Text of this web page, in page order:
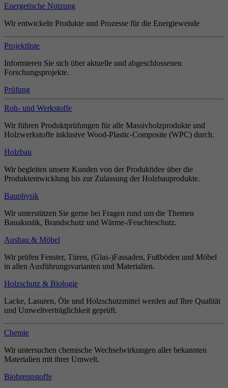
Energetische Nutzung
Wir entwickeln Produkte und Prozesse für die Energiewende
Projektliste
Informieren Sie sich über aktuelle und abgeschlossenen
Forschungsprojekte.
Prüfung
Roh- und Werkstoffe
Wir führen Produktprüfungen für alle Massivholzprodukte und
Holzwerkstoffe inklusive Wood-Plastic-Composite (WPC) durch.
Holzbau
Wir begleiten unsere Kunden von der Produktidee über die
Produktentwicklung bis zur Zulassung der Holzbauprodukte.
Bauphysik
Wir unterstützen Sie gerne bei Fragen rund um die Themen
Bauakustik, Brandschutz und Wärme-/Feuchteschutz.
Ausbau & Möbel
Wir prüfen Fenster, Türen, (Glas-)Fassaden, Fußböden und Möbel
in allen Ausführungsvarianten und Materialien.
Holzschutz & Biologie
Lacke, Lasuren, Öle und Holzschutzmittel werden auf Ihre Qualität
und Umweltverträglichkeit geprüft.
Chemie
Wir untersuchen chemische Wechselwirkungen aller bekannten
Materialien mit ihrer Umwelt.
Biobrennstoffe